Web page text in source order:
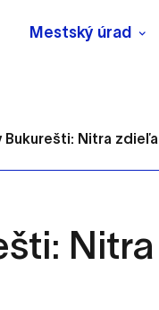
Mestský úrad
Nitra